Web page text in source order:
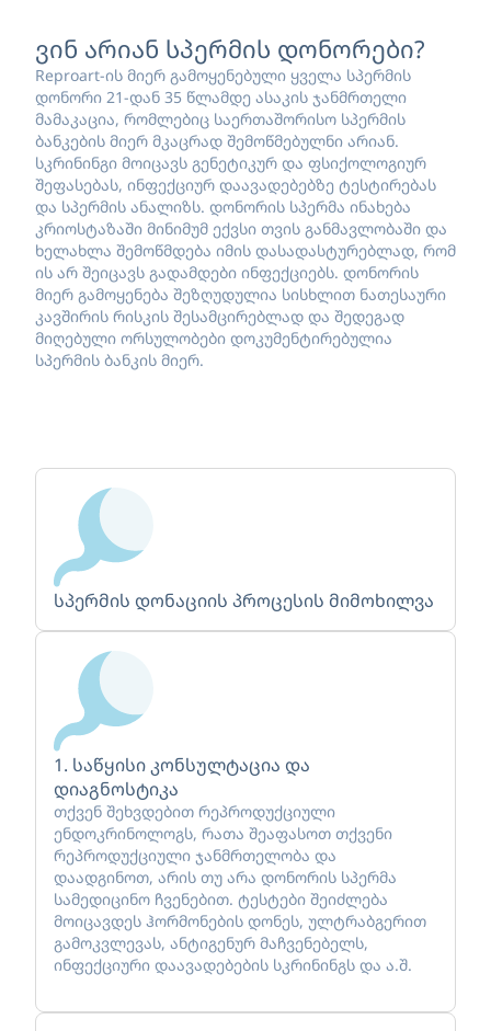
ვინ არიან სპერმის დონორები?
Reproart-ის მიერ გამოყენებული ყველა სპერმის
დონორი 21-დან 35 წლამდე ასაკის ჯანმრთელი
მამაკაცია, რომლებიც საერთაშორისო სპერმის
ბანკების მიერ მკაცრად შემოწმებულნი არიან.
სკრინინგი მოიცავს გენეტიკურ და ფსიქოლოგიურ
შეფასებას, ინფექციურ დაავადებებზე ტესტირებას
და სპერმის ანალიზს. დონორის სპერმა ინახება
კრიოსტაზაში მინიმუმ ექვსი თვის განმავლობაში და
ხელახლა შემოწმდება იმის დასადასტურებლად, რომ
ის არ შეიცავს გადამდები ინფექციებს. დონორის
მიერ გამოყენება შეზღუდულია სისხლით ნათესაური
კავშირის რისკის შესამცირებლად და შედეგად
მიღებული ორსულობები დოკუმენტირებულია
სპერმის ბანკის მიერ.
სპერმის დონაციის პროცესის მიმოხილვა
1. საწყისი კონსულტაცია და
დიაგნოსტიკა
თქვენ შეხვდებით რეპროდუქციული
ენდოკრინოლოგს, რათა შეაფასოთ თქვენი
რეპროდუქციული ჯანმრთელობა და
დაადგინოთ, არის თუ არა დონორის სპერმა
სამედიცინო ჩვენებით. ტესტები შეიძლება
მოიცავდეს ჰორმონების დონეს, ულტრაბგერით
გამოკვლევას, ანტიგენურ მაჩვენებელს,
ინფექციური დაავადებების სკრინინგს და ა.შ.